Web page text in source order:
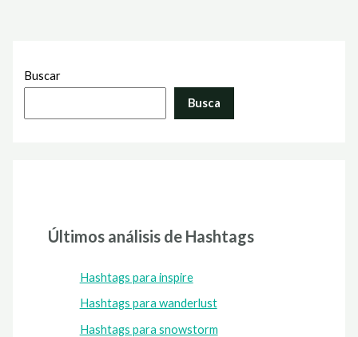
Buscar
Busca
Últimos análisis de Hashtags
Hashtags para inspire
Hashtags para wanderlust
Hashtags para snowstorm